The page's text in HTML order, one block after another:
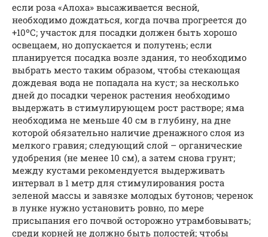
если роза «Алоха» высаживается весной,
необходимо дождаться, когда почва прогреется до
+10ºС; участок для посадки должен быть хорошо
освещаем, но допускается и полутень; если
планируется посадка возле здания, то необходимо
выбрать место таким образом, чтобы стекающая
дождевая вода не попадала на куст; за несколько
дней до посадки черенок растения необходимо
выдержать в стимулирующем рост растворе; яма
необходима не меньше 40 см в глубину, на дне
которой обязательно наличие дренажного слоя из
мелкого гравия; следующий слой – органические
удобрения (не менее 10 см), а затем снова грунт;
между кустами рекомендуется выдерживать
интервал в 1 метр для стимулирования роста
зеленой массы и завязке молодых бутонов; черенок
в лунке нужно установить ровно, по мере
присыпания его почвой осторожно утрамбовывать;
среди корней не должно быть полостей; чтобы